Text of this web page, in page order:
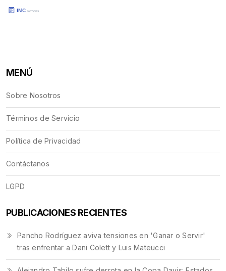
MENÚ
Sobre Nosotros
Términos de Servicio
Política de Privacidad
Contáctanos
LGPD
PUBLICACIONES RECIENTES
Pancho Rodríguez aviva tensiones en 'Ganar o Servir'
tras enfrentar a Dani Colett y Luis Mateucci